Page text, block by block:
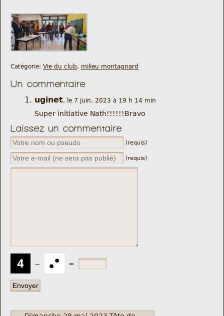
Catégorie: Vie du club, milieu montagnard
Un commentaire
uginet, le 7 juin, 2023 à 19 h 14 min
Super initiative Nath!!!!!!Bravo
Laissez un commentaire
(requis)
(requis)
− =